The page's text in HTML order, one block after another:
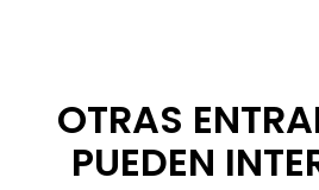
OTRAS
PUEDEN